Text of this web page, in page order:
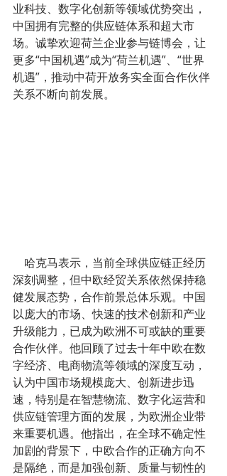
业科技、数字化创新等领域优势突出，
中国拥有完整的供应链体系和超大市
场。诚挚欢迎荷兰企业参与链博会，让
更多“中国机遇”成为“荷兰机遇”、“世界
机遇”，推动中荷开放务实全面合作伙伴
关系不断向前发展。
深刻调整，但中欧经贸关系依然保持稳
健发展态势，合作前景总体乐观。中国
以庞大的市场、快速的技术创新和产业
升级能力，已成为欧洲不可或缺的重要
合作伙伴。他回顾了过去十年中欧在数
字经济、电商物流等领域的深度互动，
认为中国市场规模庞大、创新进步迅
速，特别是在智慧物流、数字化运营和
供应链管理方面的发展，为欧洲企业带
来重要机遇。他指出，在全球不确定性
加剧的背景下，中欧合作的正确方向不
是隔绝，而是加强创新、质量与韧性的